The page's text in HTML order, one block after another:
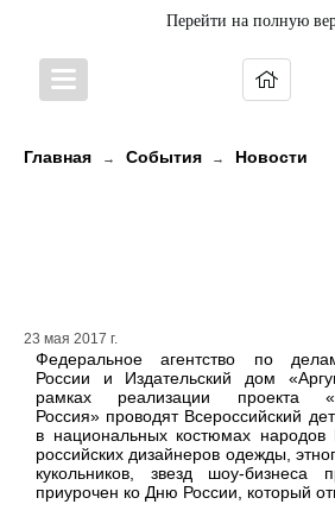
Перейти на полную
Главная → События → Новости
23 мая 2017 г.
Федеральное агентство по
России и Издательский дом
рамках реализации проекта
Россия» проводят Всероссийский
в национальных костюмах народов
российских дизайнеров одежды,
кукольников, звезд шоу-бизнеса
приурочен ко Дню России, который